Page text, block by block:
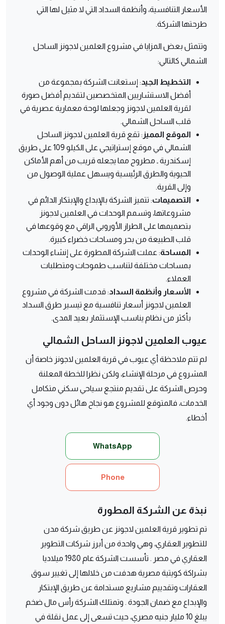
الأسعار التنافسية، وأنظمة السداد التي لا مثيل لها التي
طرحتها الشركة.
وتتمثل بعض المزايا في مشروع العلمين لاجونز الساحل
الشمالي كالتالي:
التخطيط الجيد: إستعانت الشركة بمجموعة من
أفضل الاستشاريين المتخصصين لتقديم أفضل صورة
لقرية العلمين لاجونز وجعلها لوحة معمارية عصرية في
قلب الساحل الشمالي.
الموقع المميز : تقع قرية العلمين لاجونز الساحل
الشمالي في موقع إستراتيجي على الكيلو 109 على طريق
إسكندرية ـ مطروح مما يجعله قريب من أهم الأماكن
الحيوية والطرق الرئيسية ويسهل عملية الوصول من
وإلى القرية.
التصميمات: تتميز الشركة بالإبداع والإبتكار الدائم في
مشروعاتها، وتسمم الوحدات في العلمين لاجونز
بتصميمها على الطراز الأوروبي الراقي مع وقوعها في
قلب الطبيعة من بحر ومساحات خضراء كبيرة.
المساحة: عملت الشركة المطورة على إنشاء الوحدات
بمساحات مختلفة لتناسب طموحات ومتطلبات
العملاء.
الأسعار وأنظمة السداد: قدمت الشركة في مشروع
العلمين لاجونز أسعار تنافسية مع تيسير طرق السداد
بأكثر من نظام يناسب الإستثمار بعيد المدى.
عيوب العلمين لاجونز الساحل الشمالي
لم تتم ملاحظة أي عيوب في قرية العلمين لاجونز خاصة أن
المشروع في مرحلة الإنشاء، ولكن نظرا للخطة المعلنة
وحرص الشركة على تقديم منتجع سياحي سكني متكامل
الخدمات، فالمتوقع للمشروع هو نجاح هائل دون وجود أي
أخطاء.
WhatsApp
Phone
نبذة عن الشركة المطورة
تم تطوير قرية العلمين لاجونز عن طريق شركة مدن
للتطوير العقاري، وهي واحدة من أبرز شركات التطوير
العقاري في مصر . تأسست الشركة عام 1980 ميلاديا
بشراكة كويتية مصرية هدفت من خلالها إلى تغيير سوق
العقارات وتقدييم مشاريع مستدامة عن طريق الإبتكار
والإبداع مع ضمان الجودة . وتمتلك الشركة رأس مال ضخم
يبلغ 10 مليار جنيه مصري، حيث تسعى إلى عمل نقلة في